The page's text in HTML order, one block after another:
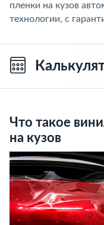
пленки на кузов
технологии, с
Что такое
на кузов